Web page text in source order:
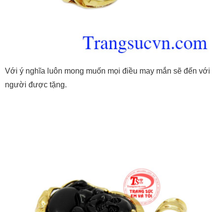
Với ý nghĩa luôn mong muốn mọi điều may mắn sẽ đến với
người được tặng.